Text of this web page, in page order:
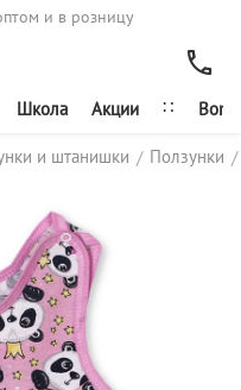
и в розницу
Школа Акции ∷
и штанишки / Ползунки /